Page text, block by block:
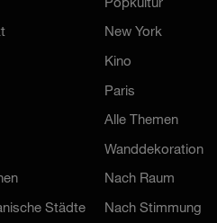
Städte
Popkultur
New York
Kino
Paris
Alle Themen
Wanddekoration
Nach Raum
Nach Stimmung